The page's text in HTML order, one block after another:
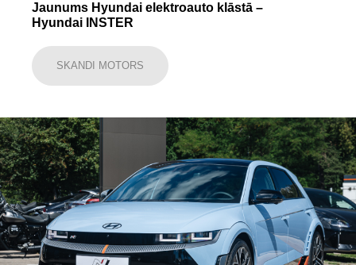
Jaunums Hyundai elektroauto klāstā –
Hyundai INSTER
SKANDI MOTORS